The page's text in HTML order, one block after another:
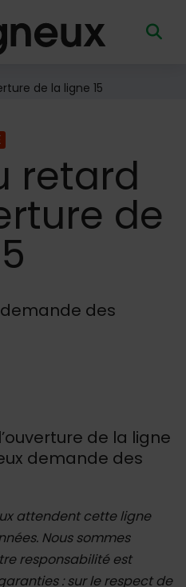
Retour à l'accueil
de la ligne 15
retard
de
des
de la ligne
demande des
attendent cette ligne
Nous sommes
responsabilité est
: sur le respect de